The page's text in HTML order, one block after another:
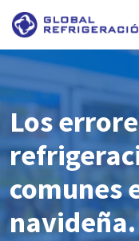
Skip
content
Los
comunes
navideña.